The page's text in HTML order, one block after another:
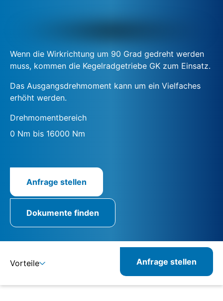
Wenn die Wirkrichtung um 90 Grad gedreht werden
muss, kommen die Kegelradgetriebe GK zum Einsatz.
Das Ausgangsdrehmoment kann um ein Vielfaches
erhöht werden.
Drehmomentbereich
0 Nm bis 16000 Nm
Anfrage stellen
Dokumente finden
Vorteile Anfrage stellen